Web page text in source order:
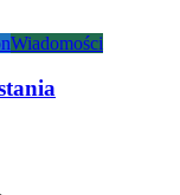
Wiadomości